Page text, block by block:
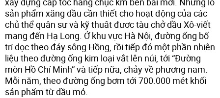
sản phẩm xăng dầu cần thiết cho hoạt động của các
chủ thể quân sự và kỹ thuật được tàu chở dầu Xô-viết
mang đến Hạ Long. Ở khu vực Hà Nội, đường ống bố
trí dọc theo đáy sông Hồng, rồi tiếp đó một phần nhiên
liệu theo đường ống kim loại vắt lên núi, tới “Đường
mòn Hồ Chí Minh” và tiếp nữa, chảy về phương nam.
Mỗi năm, theo đường ống bơm tới 700.000 mét khối
sản phẩm từ dầu mỏ.